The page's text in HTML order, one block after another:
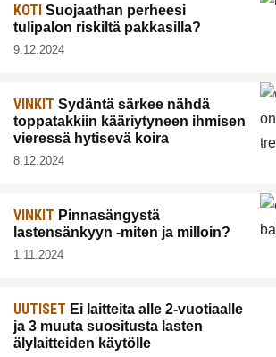
KOTI Suojaathan perheesi
tulipalon riskiltä pakkasilla?
9.12.2024
VINKIT Sydäntä särkee nähdä
toppatakkiin kääriytyneen ihmisen
vieressä hytisevä koira
8.12.2024
VINKIT Pinnasängystä
lastensänkyyn -miten ja milloin?
1.11.2024
UUTISET Ei laitteita alle 2-vuotiaalle
ja 3 muuta suositusta lasten
älylaitteiden käytölle